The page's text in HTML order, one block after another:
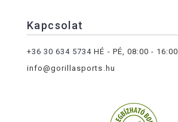
Kapcsolat
+36 30 634 5734 HÉ - PÉ, 08:00 - 16:00
info@gorillasports.hu